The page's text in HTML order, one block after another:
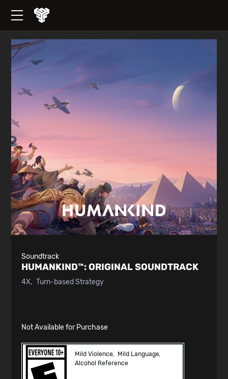
Soundtrack
HUMANKIND™:ORIGINAL SOUNDTRACK
4X Turn-based Strategy
Not Available for Purchase
Mild Violence
Mild Language
Alcohol Reference